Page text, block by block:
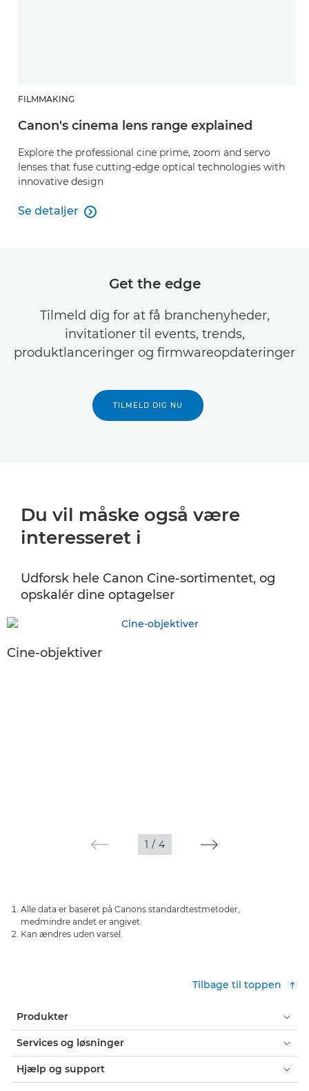
FILMMAKING
Canon's cinema lens range explained
Explore the professional cine prime, zoom and servo
lenses that fuse cutting-edge optical technologies with
innovative design
Se detaljer
Canon's cinema lens range explained

Get the edge
Tilmeld dig for at få branchenyheder,
invitationer til events, trends,
produktlanceringer og firmwareopdateringer
TILMELD DIG NU
Du vil måske også være
interesseret i
Udforsk hele Canon Cine-sortimentet, og
opskalér dine optagelser
Cine-objektiver
1 / 4
Alle data er baseret på Canons standardtestmetoder,
medmindre andet er angivet.
Kan ændres uden varsel.
Tilbage til toppen
Produkter
Services og løsninger
Hjælp og support